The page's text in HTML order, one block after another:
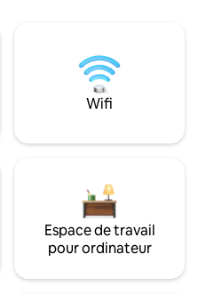
Wifi
Espace de travail
pour ordinateur